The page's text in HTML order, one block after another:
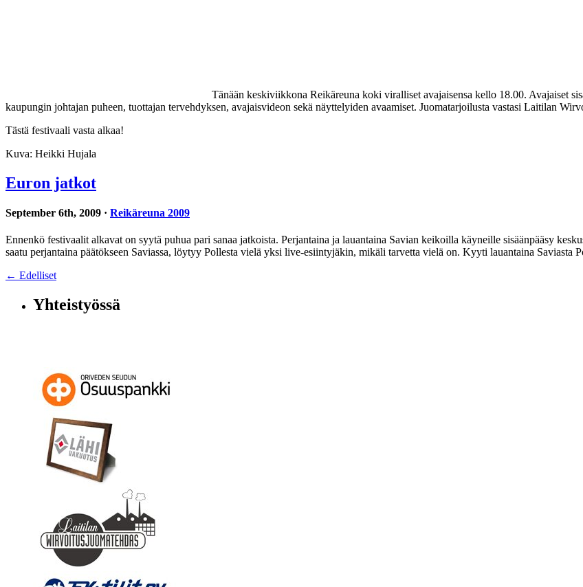
Tänään keskiviikkona Reikäreuna koki viralliset avajaisensa kello 18.00. Avajaiset
kaupungin johtajan puheen, tuottajan tervehdyksen, avajaisvideon sekä näyttelyiden avaamiset. Juomatarjoilusta vastasi Laitilan
Tästä festivaali vasta alkaa!
Kuva: Heikki Hujala
Euron jatkot
September 6th, 2009 · Reikäreuna 2009
Ennenkö festivaalit alkavat on syytä puhua pari sanaa jatkoista. Perjantaina ja lauantaina Savian keikoilla käyneille sisäänpääsy
saatu perjantaina päätökseen Saviassa, löytyy Pollesta vielä yksi live-esiintyjäkin, mikäli tarvetta vielä on. Kyyti lauantaina Saviasta
← Edelliset
Yhteistyössä